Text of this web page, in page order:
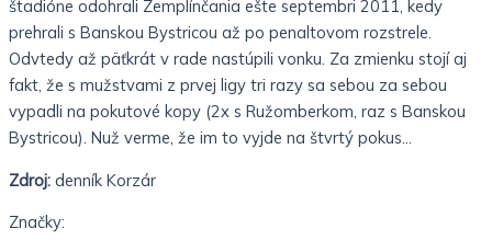
štadióne odohrali Zemplínčania ešte septembri 2011, kedy
prehrali s Banskou Bystricou až po penaltovom rozstrele.
Odvtedy až päťkrát v rade nastúpili vonku. Za zmienku stojí aj
fakt, že s mužstvami z prvej ligy tri razy sa sebou za sebou
vypadli na pokutové kopy (2x s Ružomberkom, raz s Banskou
Bystricou). Nuž verme, že im to vyjde na štvrtý pokus…
Zdroj: denník Korzár
Značky: